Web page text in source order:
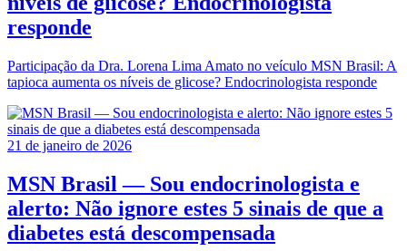
responde
Participação da Dra. Lorena Lima Amato no veículo MSN Brasil: A
tapioca aumenta os níveis de glicose? Endocrinologista responde
21 de janeiro de 2026
MSN Brasil — Sou endocrinologista e
alerto: Não ignore estes 5 sinais de que a
diabetes está descompensada